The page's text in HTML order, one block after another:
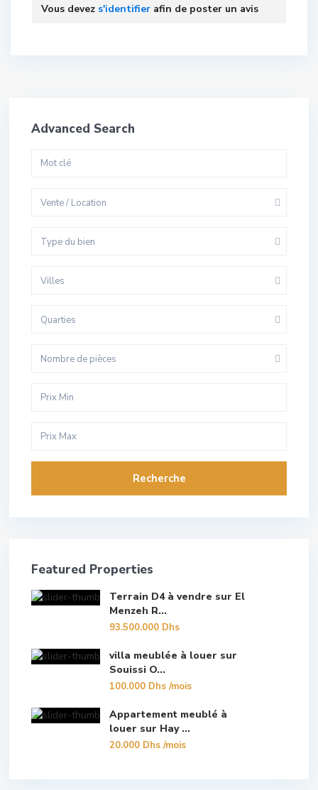
Vous devez s'identifier afin de poster un avis
Advanced Search
Vente / Location
Type du bien
Villes
Quarties
Nombre de pièces
Recherche
Featured Properties
Terrain D4 à vendre sur El
Menzeh R...
93.500.000 Dhs
villa meublée à louer sur
Souissi O...
100.000 Dhs/mois
Appartement meublé à
louer sur Hay ...
20.000 Dhs/mois